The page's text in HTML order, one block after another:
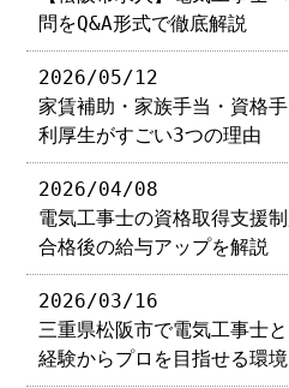
問をQ&A形式で徹底解説
2026/05/12
家賃補助・家族手当・資格
利厚生がすごい3つの理由
2026/04/08
電気工事士の資格取得支援
合格後の給与アップを解説
2026/03/16
三重県松阪市で電気工事士
経験からプロを目指せる環